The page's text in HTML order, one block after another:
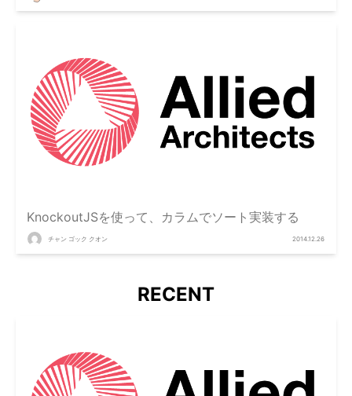
KnockoutJSを使って、カラムでソート実装する
チャン ゴック クオン 2014.12.26
RECENT